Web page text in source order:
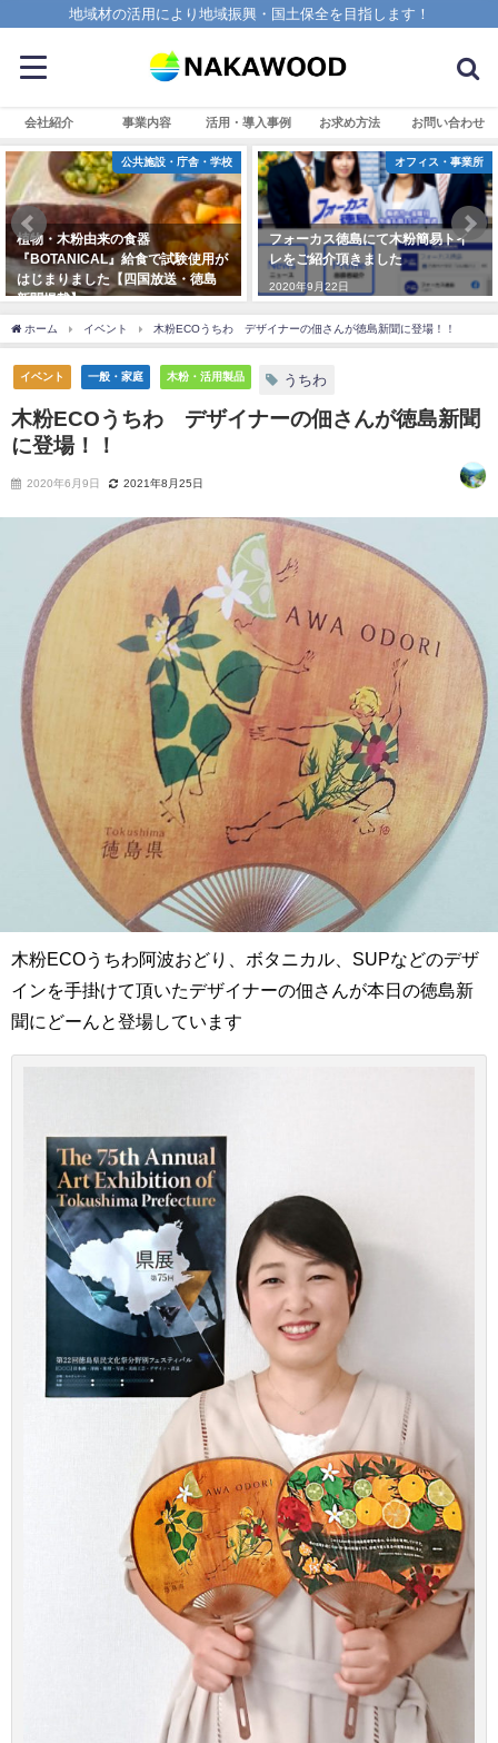
地域材の活用により地域振興・国土保全を目指します！
会社紹介 事業内容 活用・導入事例 お求め方法 お問い合わせ
公共施設・庁舎・学校
植物・木粉由来の食器
『BOTANICAL』給食で試験使用が
はじまりました【四国放送・徳島
新聞掲載】
2023年11月9日
オフィス・事業所
フォーカス徳島にて木粉簡易トイ
レをご紹介頂きました
2020年9月22日
ホーム イベント 木粉ECOうちわ デザイナーの佃さんが徳島新聞に登場！！
イベント 一般・家庭 木粉・活用製品 うちわ
木粉ECOうちわ デザイナーの佃さんが徳島新聞
に登場！！
2020年6月9日 2021年8月25日
木粉ECOうちわ阿波おどり、ボタニカル、SUPなどのデザ
インを手掛けて頂いたデザイナーの佃さんが本日の徳島新
聞にどーんと登場しています